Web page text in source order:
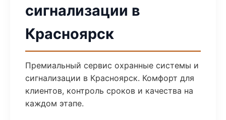
сигнализации в
Красноярск
Премиальный сервис охранные системы и
сигнализации в Красноярск. Комфорт для
клиентов, контроль сроков и качества на
каждом этапе.